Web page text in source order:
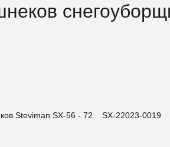
Steviman SX-56 - 72 SX-22023-0019